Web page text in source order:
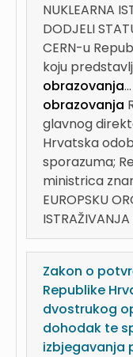
NUKLEARNA
DODJELI
CERN-u
koju
obrazovanja...
obrazovanja
glavnog
Hrvatska
sporazuma;
ministrica
EUROPSKU
ISTRAŽIVANJA
Zakon o
Republike
dvostrukog
dohodak te
izbjegavanja